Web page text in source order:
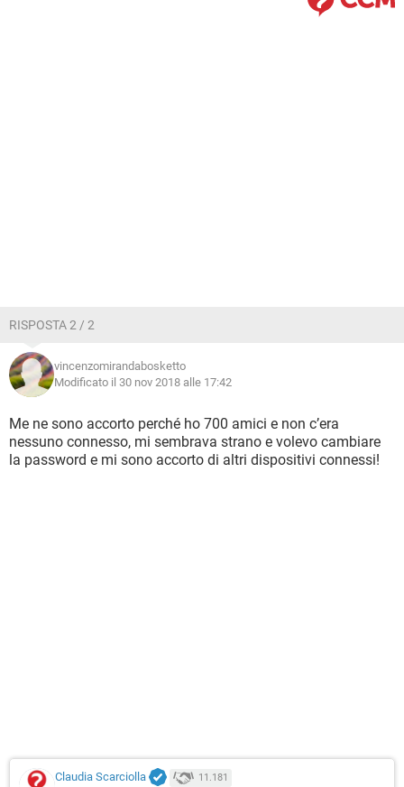
RISPOSTA 2 / 2
vincenzomirandabosketto
Modificato il 30 nov 2018 alle 17:42
Me ne sono accorto perché ho 700 amici e non c’era
nessuno connesso, mi sembrava strano e volevo cambiare
la password e mi sono accorto di altri dispositivi connessi!
Claudia Scarciolla 11.181